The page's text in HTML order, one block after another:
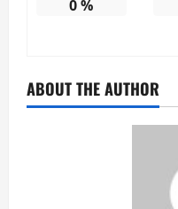
0%
ABOUT THE AUTHOR